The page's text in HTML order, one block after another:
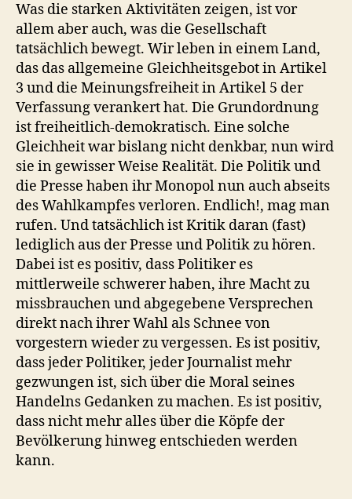
Was die starken Aktivitäten zeigen, ist vor
allem aber auch, was die Gesellschaft
tatsächlich bewegt. Wir leben in einem Land,
das das allgemeine Gleichheitsgebot in Artikel
3 und die Meinungsfreiheit in Artikel 5 der
Verfassung verankert hat. Die Grundordnung
ist freiheitlich-demokratisch. Eine solche
Gleichheit war bislang nicht denkbar, nun wird
sie in gewisser Weise Realität. Die Politik und
die Presse haben ihr Monopol nun auch abseits
des Wahlkampfes verloren. Endlich!, mag man
rufen. Und tatsächlich ist Kritik daran (fast)
lediglich aus der Presse und Politik zu hören.
Dabei ist es positiv, dass Politiker es
mittlerweile schwerer haben, ihre Macht zu
missbrauchen und abgegebene Versprechen
direkt nach ihrer Wahl als Schnee von
vorgestern wieder zu vergessen. Es ist positiv,
dass jeder Politiker, jeder Journalist mehr
gezwungen ist, sich über die Moral seines
Handelns Gedanken zu machen. Es ist positiv,
dass nicht mehr alles über die Köpfe der
Bevölkerung hinweg entschieden werden
kann.